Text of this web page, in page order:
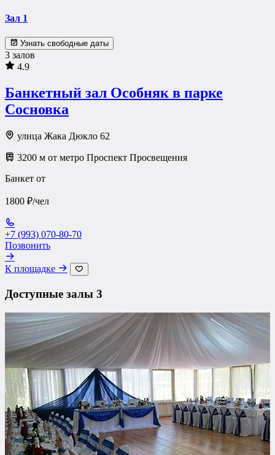
Зал 1
Узнать свободные даты
3 залов
4.9
Банкетный зал Oсобняк в парке
Сосновкa
улица Жака Дюкло 62
3200 м от метро Проспект Просвещения
Банкет от
1800 ₽/чел
+7 (993) 070-80-70
Позвонить
К площадке
Доступные залы 3